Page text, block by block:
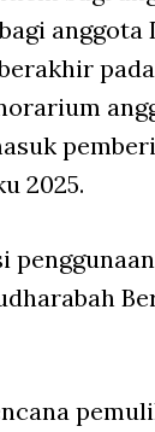
2025.